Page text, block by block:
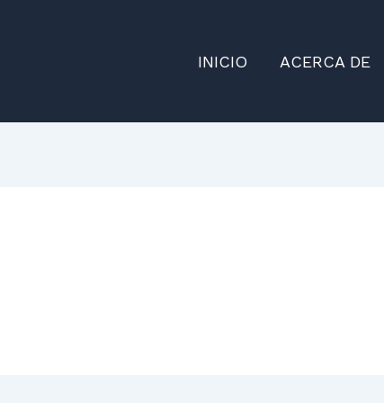
INICIO ACERCA DE